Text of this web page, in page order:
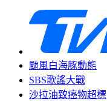
颱風白海豚動態
SBS歌謠大戰
沙拉油致癌物超標